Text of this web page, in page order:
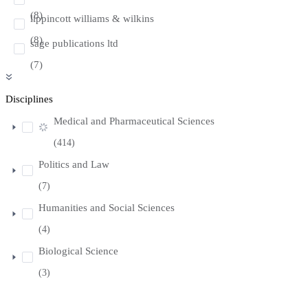
(8)
lippincott williams & wilkins
(8)
sage publications ltd
(7)
Disciplines
Medical and Pharmaceutical Sciences
(414)
Politics and Law
(7)
Humanities and Social Sciences
(4)
Biological Science
(3)